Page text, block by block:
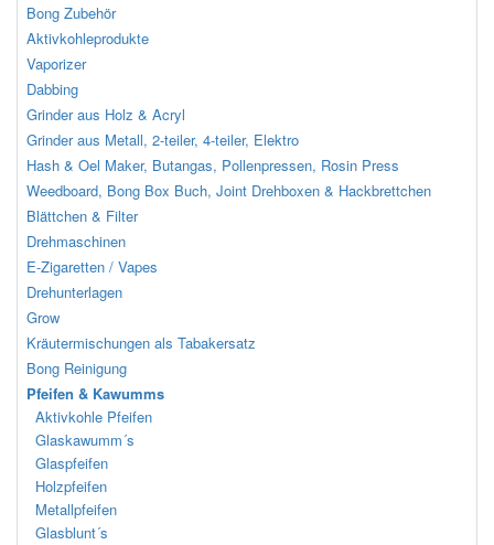
Bong Zubehör
Aktivkohleprodukte
Vaporizer
Dabbing
Grinder aus Holz & Acryl
Grinder aus Metall, 2-teiler, 4-teiler, Elektro
Hash & Oel Maker, Butangas, Pollenpressen, Rosin Press
Weedboard, Bong Box Buch, Joint Drehboxen & Hackbrettchen
Blättchen & Filter
Drehmaschinen
E-Zigaretten / Vapes
Drehunterlagen
Grow
Kräutermischungen als Tabakersatz
Bong Reinigung
Pfeifen & Kawumms
Aktivkohle Pfeifen
Glaskawumm´s
Glaspfeifen
Holzpfeifen
Metallpfeifen
Glasblunt´s